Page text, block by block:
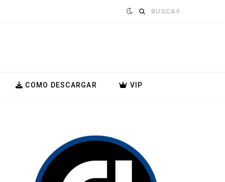
Buscar:
COMO DESCARGAR VIP